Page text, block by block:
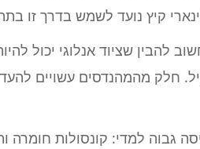
להבין שציוד אנלוגי יכול
חלק מהמהנדסים עשויים
גבוה למדי: קונסולות חומרה